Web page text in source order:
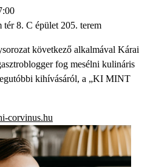
tér 8. C épület 205. terem
következő alkalmával Kárai
fog mesélni kulináris
kihívásáról, a „KI MINT
corvinus.hu